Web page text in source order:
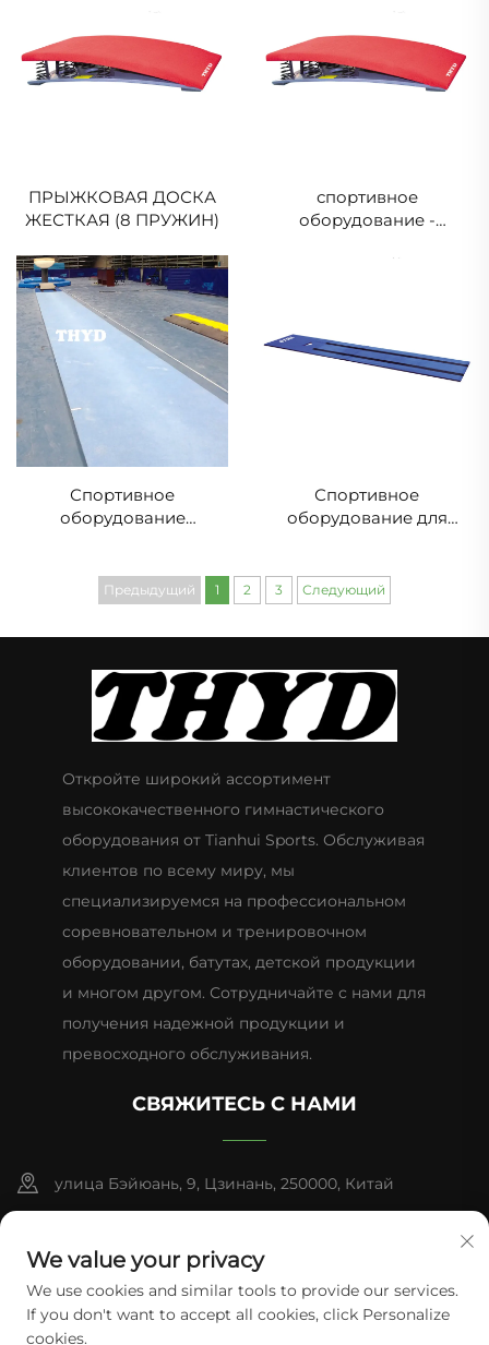
балки, опорной
гимнастики, колец,
параллельных брусьев,
ПРЫЖКОВАЯ ДОСКА
ЖЕСТКАЯ (8 ПРУЖИН)
спортивное
оборудование -
ДОЩИКА (5 ПРУЖИН)
Спортивное
оборудование
Спортивное
оборудование для
стола
Предыдущий 1 2 3 Следующий
Откройте широкий ассортимент
высококачественного гимнастического
оборудования от Tianhui Sports. Обслуживая
клиентов по всему миру, мы
специализируемся на профессиональном
соревновательном и тренировочном
оборудовании, батутах, детской продукции
и многом другом. Сотрудничайте с нами для
получения надежной продукции и
превосходного обслуживания.
СВЯЖИТЕСЬ С НАМИ
улица Бэйюань, 9, Цзинань, 250000, Китай
[email protected]
We value your privacy
We use cookies and similar tools to provide our services.
If you don't want to accept all cookies, click Personalize
cookies.